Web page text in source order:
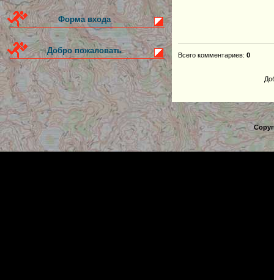
Форма входа
Добро пожаловать Всего комментариев: 0